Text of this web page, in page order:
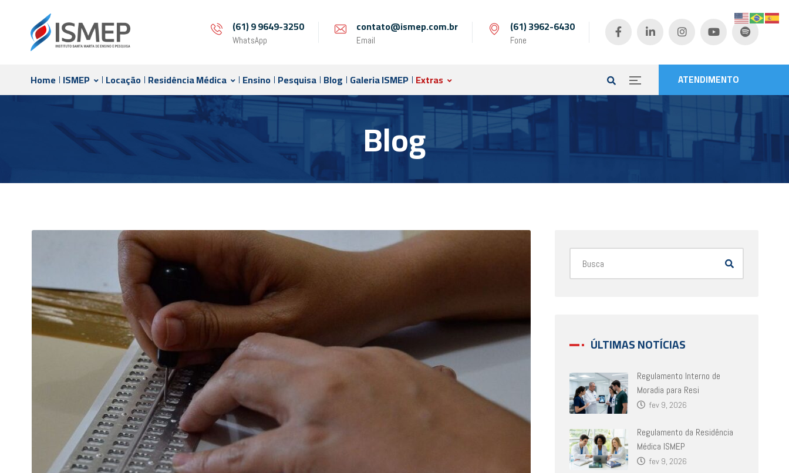
(61) 9 9649-3250
WhatsApp
contato@ismep.com.br
Email
(61) 3962-6430
Fone
ATENDIMENTO
Home ISMEP Locação Residência Médica Ensino Pesquisa Blog Galeria ISMEP Extras
Blog
ÚLTIMAS NOTÍCIAS
Regulamento Interno de
Moradia para Resi
fev 9, 2026
Regulamento da Residência
Médica ISMEP
fev 9, 2026